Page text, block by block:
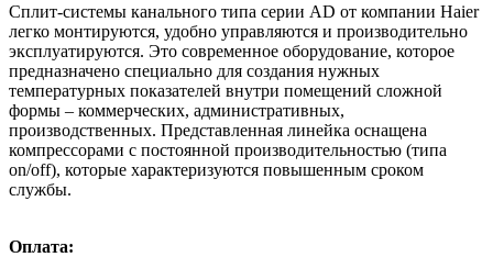
Сплит-системы канального типа серии AD от компании Haier
легко монтируются, удобно управляются и производительно
эксплуатируются. Это современное оборудование, которое
предназначено специально для создания нужных
температурных показателей внутри помещений сложной
формы – коммерческих, административных,
производственных. Представленная линейка оснащена
компрессорами с постоянной производительностью (типа
on/off), которые характеризуются повышенным сроком
службы.
Оплата: